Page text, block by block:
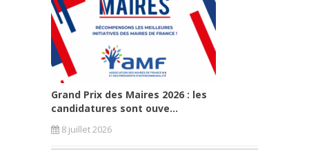
Grand Prix des Maires 2026 : les
candidatures sont ouve...
8 juillet 2026